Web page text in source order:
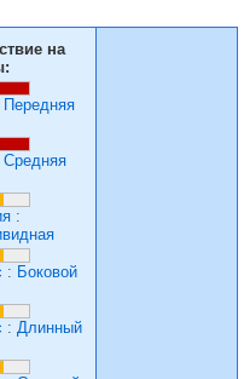
на
Передняя
Средняя
:
: Боковой
: Длинный